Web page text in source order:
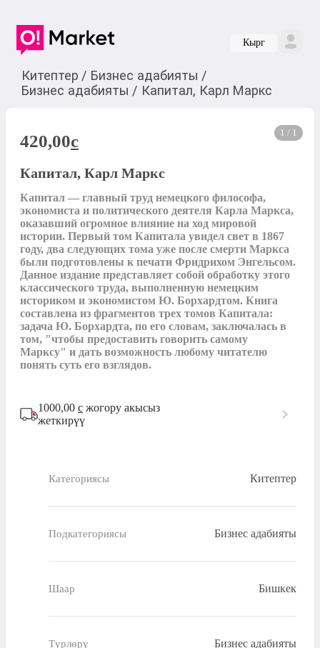
Кырг
Китептер / Бизнес адабияты /
Бизнес адабияты / Капитал, Карл Маркс
1 / 1
420,00c
Капитал, Карл Маркс
Капитал — главный труд немецкого философа,
экономиста и политического деятеля Карла Маркса,
оказавший огромное влияние на ход мировой
истории. Первый том Капитала увидел свет в 1867
году, два следующих тома уже после смерти Маркса
были подготовлены к печати Фридрихом Энгельсом.
Данное издание представляет собой обработку этого
классического труда, выполненную немецким
историком и экономистом Ю. Борхардтом. Книга
составлена из фрагментов трех томов Капитала:
задача Ю. Борхардта, по его словам, заключалась в
том, "чтобы предоставить говорить самому
Марксу" и дать возможность любому читателю
понять суть его взглядов.
1000,00 с жогору акысыз
жеткирүү
Категориясы Китептер
Подкатегориясы Бизнес адабияты
Шаар Бишкек
Түрлөрү Бизнес адабияты